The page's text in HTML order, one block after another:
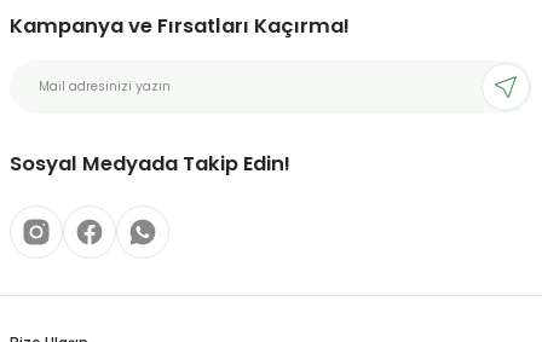
Ürün açıklamasında eksik bilgiler bulunuyor.
Ürün fiyatı diğer sitelerden daha pahalı.
Kampanya ve Fırsatları Kaçırma!
Sosyal Medyada Takip Edin!